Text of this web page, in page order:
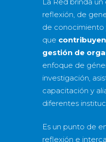
reflexión, de
de conocimiento
que
gestión de
enfoque de
investigación,
capacitación y
diferentes
Es un punto de
reflexión e